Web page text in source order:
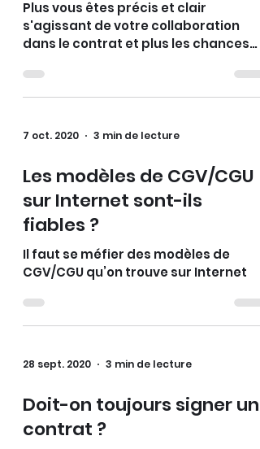
Plus vous êtes précis et clair
s'agissant de votre collaboration
dans le contrat et plus les chances
7 oct. 2020 3 min de lecture
Les modèles de CGV/CGU
sur Internet sont-ils
fiables ?
Il faut se méfier des modèles de
CGV/CGU qu’on trouve sur Internet
28 sept. 2020 3 min de lecture
Doit-on toujours signer un
contrat ?